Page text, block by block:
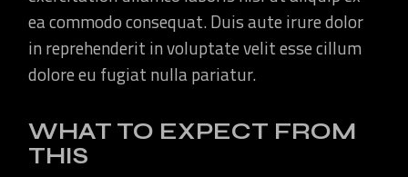
ea commodo consequat. Duis aute irure dolor
in reprehenderit in voluptate velit esse cillum
dolore eu fugiat nulla pariatur.
WHAT TO EXPECT FROM
THIS